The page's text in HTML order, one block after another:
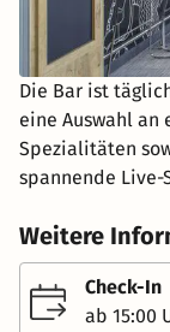
Die Bar ist
eine Auswahl an
Spezialitäten
spannende Live-
Weitere
Check-In
ab 15:00